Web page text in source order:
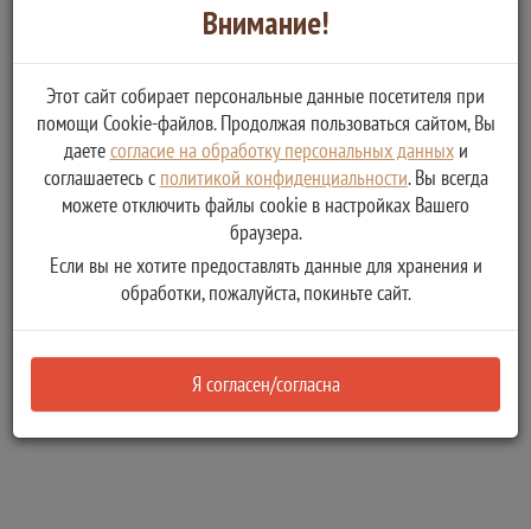
Внимание!
Этот сайт собирает персональные данные посетителя при
помощи Cookie-файлов. Продолжая пользоваться сайтом, Вы
даетесогласие на обработку персональных данныхи
соглашаетесь с политикой конфиденциальности. Вы всегда
можете отключить файлы cookie в настройках Вашего
браузера.
Если вы не хотите предоставлять данные для хранения и
обработки, пожалуйста, покиньте сайт.
Я согласен/согласна